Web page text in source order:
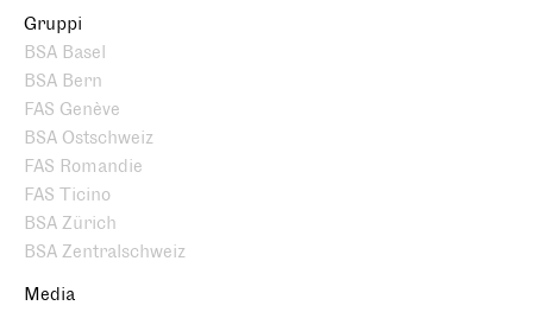
Gruppi
BSA Basel
BSA Bern
FAS Genève
BSA Ostschweiz
FAS Romandie
FAS Ticino
BSA Zürich
BSA Zentralschweiz
Media